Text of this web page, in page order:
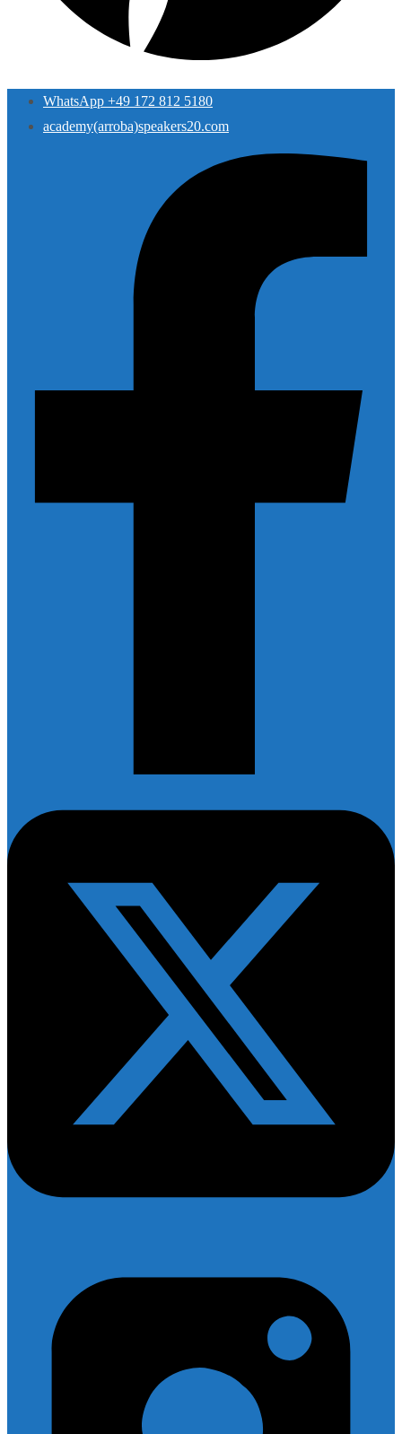
WhatsApp +49 172 812 5180
academy(arroba)speakers20.com